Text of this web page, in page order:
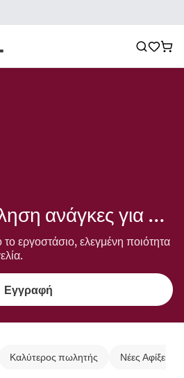
Χονδρική πώληση ανάγκες για πάρτι
εργοστάσιο, ελεγμένη ποιότητα
Εγγραφή
Καλύτερος πωλητής Νέες Αφίξεις